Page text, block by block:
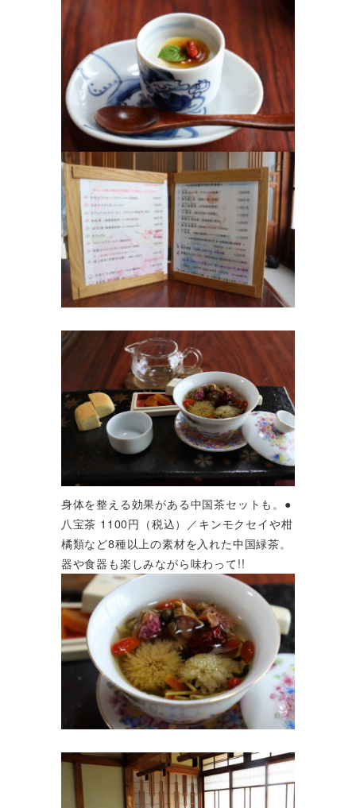
身体を整える効果がある中国茶セットも。●
八宝茶 1100円（税込）／キンモクセイや柑
橘類など8種以上の素材を入れた中国緑茶。
器や食器も楽しみながら味わって!!